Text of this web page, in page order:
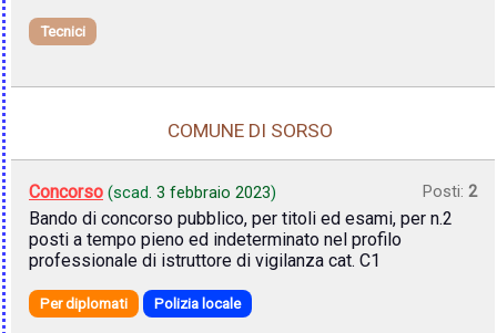
Tecnici
COMUNE DI SORSO
Concorso (scad. 3 febbraio 2023) Posti: 2
Bando di concorso pubblico, per titoli ed esami, per n.2
posti a tempo pieno ed indeterminato nel profilo
professionale di istruttore di vigilanza cat. C1
Per diplomati Polizia locale